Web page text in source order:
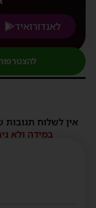
לאנדורואיד
אין לשלוח תגובות
במידה ולא